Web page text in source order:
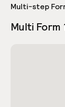
Multi-step
Multi Form